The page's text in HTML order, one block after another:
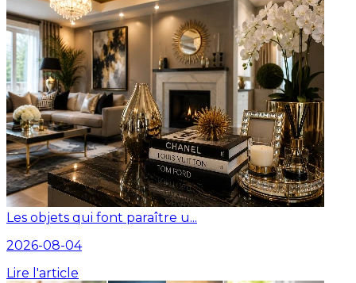
Les objets qui font paraître u...
2026-08-04
Lire l'article